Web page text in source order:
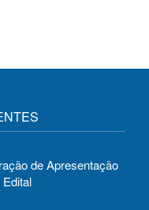
de Apresentação